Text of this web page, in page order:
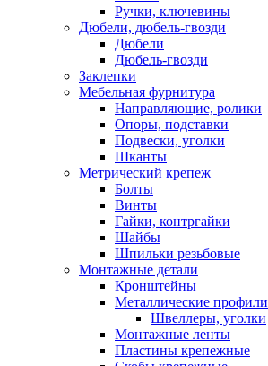
Ручки, ключевины
Дюбели, дюбель-гвозди
Дюбели
Дюбель-гвозди
Заклепки
Мебельная фурнитура
Направляющие, ролики
Опоры, подставки
Подвески, уголки
Шканты
Метрический крепеж
Болты
Винты
Гайки, контргайки
Шайбы
Шпильки резьбовые
Монтажные детали
Кронштейны
Металлические профили
Швеллеры, уголки
Монтажные ленты
Пластины крепежные